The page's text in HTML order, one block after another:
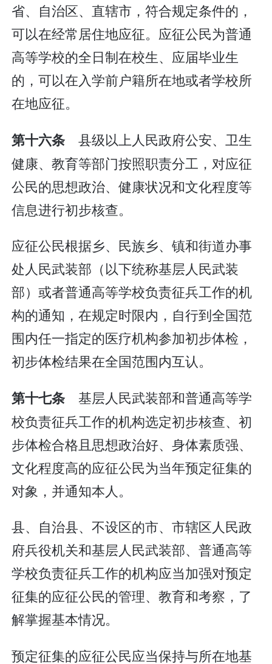
省、自治区、直辖市，符合规定条件的，
可以在经常居住地应征。应征公民为普通
高等学校的全日制在校生、应届毕业生
的，可以在入学前户籍所在地或者学校所
在地应征。
第十六条 县级以上人民政府公安、卫生
健康、教育等部门按照职责分工，对应征
公民的思想政治、健康状况和文化程度等
信息进行初步核查。
应征公民根据乡、民族乡、镇和街道办事
处人民武装部（以下统称基层人民武装
部）或者普通高等学校负责征兵工作的机
构的通知，在规定时限内，自行到全国范
围内任一指定的医疗机构参加初步体检，
初步体检结果在全国范围内互认。
第十七条 基层人民武装部和普通高等学
校负责征兵工作的机构选定初步核查、初
步体检合格且思想政治好、身体素质强、
文化程度高的应征公民为当年预定征集的
对象，并通知本人。
县、自治县、不设区的市、市辖区人民政
府兵役机关和基层人民武装部、普通高等
学校负责征兵工作的机构应当加强对预定
征集的应征公民的管理、教育和考察，了
解掌握基本情况。
预定征集的应征公民应当保持与所在地基